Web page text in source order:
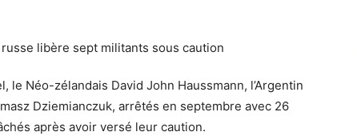
le Néo-zélandais David John Haussmann, l’Argentin
Dziemianczuk, arrêtés en septembre avec 26
après avoir versé leur caution.